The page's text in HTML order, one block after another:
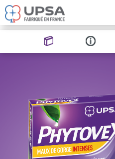
Aller au contenu principal